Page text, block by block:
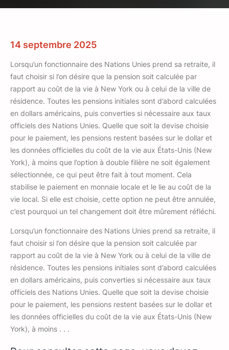
14 septembre 2025
Lorsqu’un fonctionnaire des Nations Unies prend sa retraite, il
faut choisir si l’on désire que la pension soit calculée par
rapport au coût de la vie à New York ou à celui de la ville de
résidence. Toutes les pensions initiales sont d’abord calculées
en dollars américains, puis converties si nécessaire aux taux
officiels des Nations Unies. Quelle que soit la devise choisie
pour le paiement, les pensions restent basées sur le dollar et
les données officielles du coût de la vie aux États-Unis (New
York), à moins que l’option à double filière ne soit également
sélectionnée, ce qui peut être fait à tout moment. Cela
stabilise le paiement en monnaie locale et le lie au coût de la
vie local. Si elle est choisie, cette option ne peut être annulée,
c’est pourquoi un tel changement doit être mûrement réfléchi.
Lorsqu’un fonctionnaire des Nations Unies prend sa retraite, il
faut choisir si l’on désire que la pension soit calculée par
rapport au coût de la vie à New York ou à celui de la ville de
résidence. Toutes les pensions initiales sont d’abord calculées
en dollars américains, puis converties si nécessaire aux taux
officiels des Nations Unies. Quelle que soit la devise choisie
pour le paiement, les pensions restent basées sur le dollar et
les données officielles du coût de la vie aux États-Unis (New
York), à moins . . .